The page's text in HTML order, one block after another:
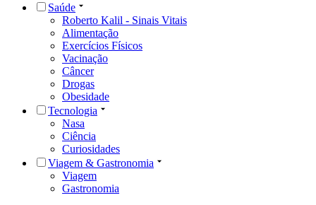
Saúde
Roberto Kalil - Sinais Vitais
Alimentação
Exercícios Físicos
Vacinação
Câncer
Drogas
Obesidade
Tecnologia
Nasa
Ciência
Curiosidades
Viagem & Gastronomia
Viagem
Gastronomia